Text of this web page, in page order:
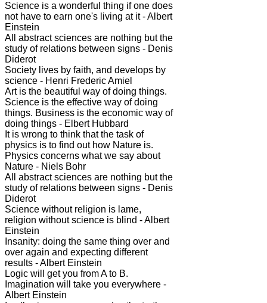
Science is a wonderful thing if one does
not have to earn one's living at it - Albert
Einstein
All abstract sciences are nothing but the
study of relations between signs - Denis
Diderot
Society lives by faith, and develops by
science - Henri Frederic Amiel
Art is the beautiful way of doing things.
Science is the effective way of doing
things. Business is the economic way of
doing things - Elbert Hubbard
It is wrong to think that the task of
physics is to find out how Nature is.
Physics concerns what we say about
Nature - Niels Bohr
All abstract sciences are nothing but the
study of relations between signs - Denis
Diderot
Science without religion is lame,
religion without science is blind - Albert
Einstein
Insanity: doing the same thing over and
over again and expecting different
results - Albert Einstein
Logic will get you from A to B.
Imagination will take you everywhere -
Albert Einstein